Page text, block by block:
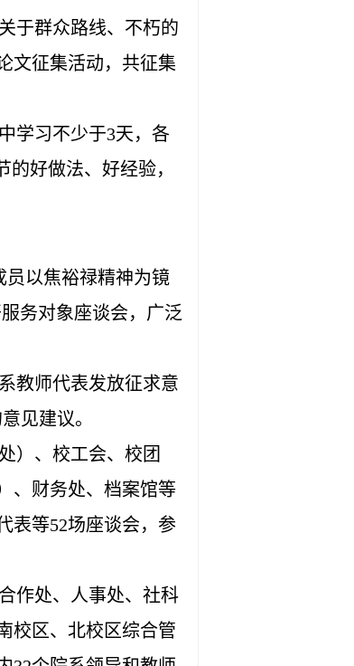
于群众路线、不朽的
文征集活动，共征集
学习不少于3天，各
好做法、好经验，
员以焦裕禄精神为镜
务对象座谈会，广泛
教师代表发放征求意
见建议。
）、校工会、校团
、财务处、档案馆等
表等52场座谈会，参
作处、人事处、社科
校区、北校区综合管